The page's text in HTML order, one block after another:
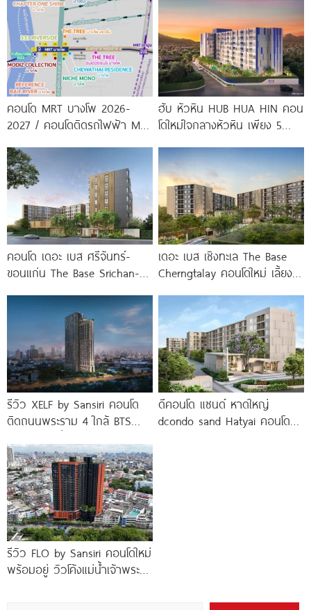
พร้อมรับ-ส่ง
จาก
คอนโด MRT บางโพ 2026-
2027 / คอนโดติดรถไฟฟ้า MRT
ฮับ หัวหิน HUB HUA HIN คอน
โดใหม่ใจกลางหัวหิน เพียง 5
คอนโด เดอะ เบส ศรีจันทร์-
ขอนแก่น The Base Srichan-
ขอนแก่น
เดอะ เบส เชิงทะเล The Base
Cherngtalay คอนโดใหม่ เลี้ยง
รีวิว XELF by Sansiri คอนโด
ติดถนนพระราม 4 ใกล้ BTS
ดีคอนโด แซนด์ หาดใหญ่
dcondo sand Hatyai คอนโด
รีวิว FLO by Sansiri คอนโดใหม่
พร้อมอยู่ วิวโค้งแม่น้ำเจ้าพระยา